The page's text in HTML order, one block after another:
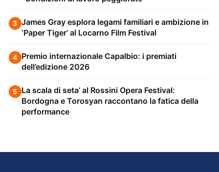
3 James Gray esplora legami familiari e ambizione in
‘Paper Tiger’ al Locarno Film Festival
4 Premio internazionale Capalbio: i premiati
dell’edizione 2026
5 La scala di seta’ al Rossini Opera Festival:
Bordogna e Torosyan raccontano la fatica della
performance